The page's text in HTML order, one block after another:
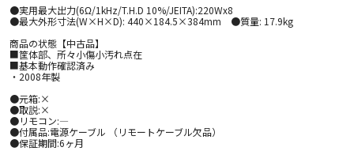
●実用最大出力(6Ω/1kHz/T.H.D 10%/JEITA):220Wx8
●最大外形寸法(W×H×D): 440×184.5×384mm ●質量: 17.9kg
商品の状態【中古品】
■筐体部、所々小傷小汚れ点在
■基本動作確認済み
・2008年製
●元箱:×
●取説:×
●リモコン:―
●付属品:電源ケーブル （リモートケーブル欠品）
●保証期間:6ヶ月